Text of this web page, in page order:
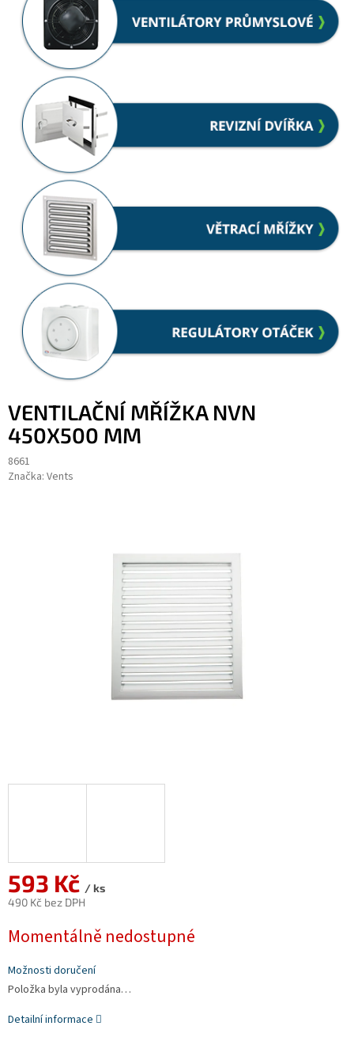
VENTILAČNÍ MŘÍŽKA NVN
450X500 MM
8661
Značka: Vents
593 Kč / ks
490 Kč bez DPH
cena:
Momentálně nedostupné
Možnosti doručení
Položka byla vyprodána…
Detailní informace